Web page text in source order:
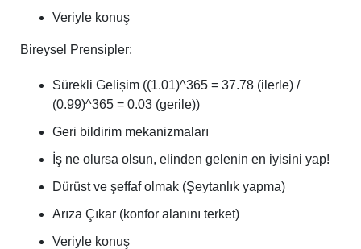
Veriyle konuş
Bireysel Prensipler:
Sürekli Gelișim ((1.01)^365 = 37.78 (ilerle) /
(0.99)^365 = 0.03 (gerile))
Geri bildirim mekanizmaları
İş ne olursa olsun, elinden gelenin en iyisini yap!
Dürüst ve şeffaf olmak (Şeytanlık yapma)
Arıza Çıkar (konfor alanını terket)
Veriyle konuş